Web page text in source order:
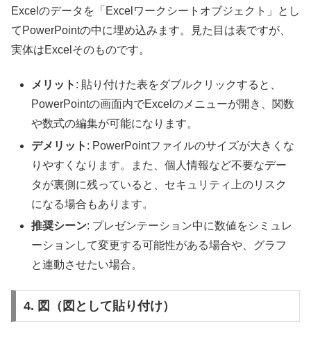
Excelのデータを「Excelワークシートオブジェクト」とし
てPowerPointの中に埋め込みます。見た目は表ですが、
実体はExcelそのものです。
メリット : 貼り付けた表をダブルクリックすると、
PowerPointの画面内でExcelのメニューが開き、関数
や数式の編集が可能になります。
デメリット : PowerPointファイルのサイズが大きくな
りやすくなります。また、個人情報など不要なデー
タが裏側に残っていると、セキュリティ上のリスク
になる場合もあります。
推奨シーン: プレゼンテーション中に数値をシミュレ
ーションして変更する可能性がある場合や、グラフ
と連動させたい場合。
4. 図（図として貼り付け）